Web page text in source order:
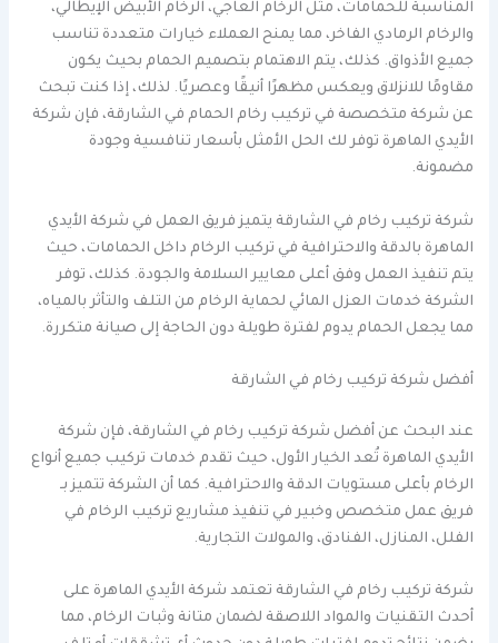
المناسبة للحمامات، مثل الرخام العاجي، الرخام الأبيض الإيطالي،
والرخام الرمادي الفاخر، مما يمنح العملاء خيارات متعددة تناسب
جميع الأذواق. كذلك، يتم الاهتمام بتصميم الحمام بحيث يكون
مقاومًا للانزلاق ويعكس مظهرًا أنيقًا وعصريًا. لذلك، إذا كنت تبحث
عن شركة متخصصة في تركيب رخام الحمام في الشارقة، فإن شركة
الأيدي الماهرة توفر لك الحل الأمثل بأسعار تنافسية وجودة
مضمونة.
شركة تركيب رخام في الشارقة يتميز فريق العمل في شركة الأيدي
الماهرة بالدقة والاحترافية في تركيب الرخام داخل الحمامات، حيث
يتم تنفيذ العمل وفق أعلى معايير السلامة والجودة. كذلك، توفر
الشركة خدمات العزل المائي لحماية الرخام من التلف والتأثر بالمياه،
مما يجعل الحمام يدوم لفترة طويلة دون الحاجة إلى صيانة متكررة.
أفضل شركة تركيب رخام في الشارقة
عند البحث عن أفضل شركة تركيب رخام في الشارقة، فإن شركة
الأيدي الماهرة تُعد الخيار الأول، حيث تقدم خدمات تركيب جميع أنواع
الرخام بأعلى مستويات الدقة والاحترافية. كما أن الشركة تتميز بـ
فريق عمل متخصص وخبير في تنفيذ مشاريع تركيب الرخام في
الفلل، المنازل، الفنادق، والمولات التجارية.
شركة تركيب رخام في الشارقة تعتمد شركة الأيدي الماهرة على
أحدث التقنيات والمواد اللاصقة لضمان متانة وثبات الرخام، مما